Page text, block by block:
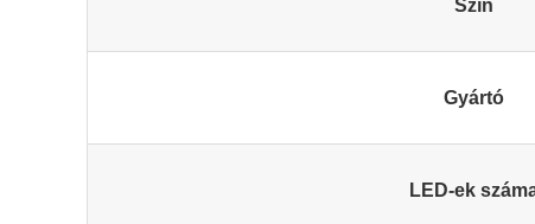
BIZTONSÁG
a fényfüzér és a tápegység GS
IP44védettségi osztály:beltéri és kültéri használatra
A 220–240 V
Szín
Gyártó
LED-ek